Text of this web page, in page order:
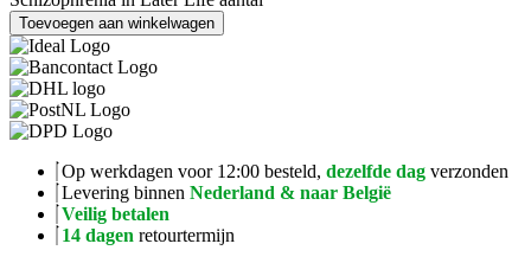
Toevoegen aan winkelwagen
Op werkdagen voor 12:00 besteld, dezelfde dag verzonden
Levering binnen Nederland & naar België
Veilig betalen
14 dagen retourtermijn